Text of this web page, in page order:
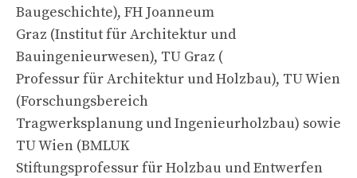
Baugeschichte), FH Joanneum
Graz (Institut für Architektur und
Bauingenieurwesen), TU Graz (
Professur für Architektur und Holzbau), TU Wien
(Forschungsbereich
Tragwerksplanung und Ingenieurholzbau) sowie
TU Wien (BMLUK
Stiftungsprofessur für Holzbau und Entwerfen